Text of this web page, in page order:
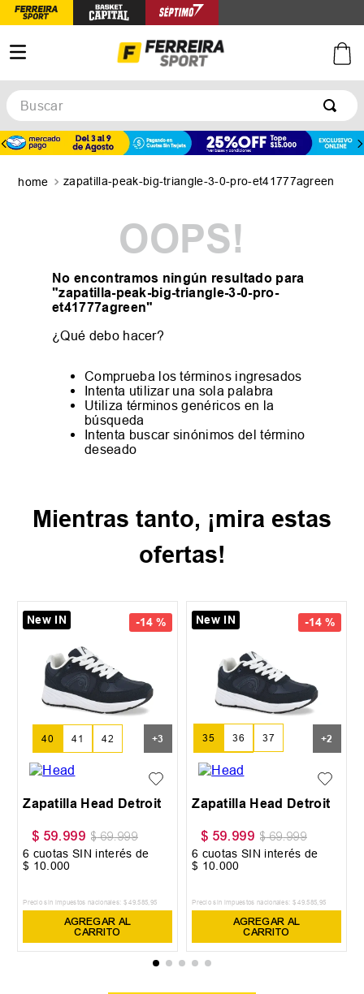
Buscar
zapatilla-peak-big-triangle-3-0-pro-et41777agreen
OOPS!
No encontramos ningún resultado para
"zapatilla-peak-big-triangle-3-0-pro-
et41777agreen"
¿Qué debo hacer?
Comprueba los términos ingresados
Intenta utilizar una sola palabra
Utiliza términos genéricos en la
búsqueda
Intenta buscar sinónimos del término
deseado
Mientras tanto, ¡mira estas
ofertas!
-14 %
New IN
40 41 42 +3
Zapatilla Head Detroit
$ 59.999 $ 69.999
6 cuotas SIN interés de
$ 10 000
Precio sin impuestos nacionales: $ 49.585,95
AGREGAR AL
CARRITO
-14 %
New IN
35 36 37
38 39
+2
Zapatilla Head Detroit
$ 59.999 $ 69.999
6 cuotas SIN interés de
$ 10 000
Precio sin impuestos nacionales: $ 49.585,95
AGREGAR AL
CARRITO
TÉRMINOS MÁS BUSCADOS
basquet
zapatillas adidas
medias